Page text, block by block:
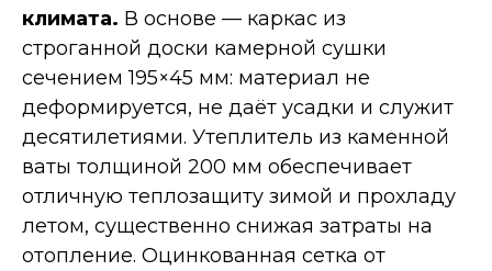
климата. В основе — каркас из
строганной доски камерной сушки
сечением 195×45 мм: материал не
деформируется, не даёт усадки и служит
десятилетиями. Утеплитель из каменной
ваты толщиной 200 мм обеспечивает
отличную теплозащиту зимой и прохладу
летом, существенно снижая затраты на
отопление. Оцинкованная сетка от